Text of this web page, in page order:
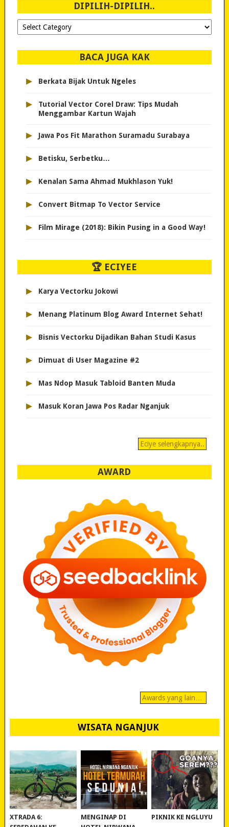
DIPILIH-DIPILIH..
Dipilih-
dipilih..
BACA JUGA KAK
▸ Berkata Bijak Untuk Ngeles
▸
Tutorial Vector Corel Draw: Tips Mudah
Menggambar Kartun Wajah
▸ Jawa Pos Fit Marathon Suramadu Surabaya
▸ Betisku, Serbetku…
▸ Kenalan Sama Ahmad Mukhlason Yuk!
▸ Convert Bitmap To Vector Service
▸ Film Mirage (2018): Bikin Pusing in a Good Way!
🏆 ECIYEE
▸ Karya Vectorku Jokowi
▸ Menang Platinum Blog Award Internet Sehat!
▸ Bisnis Vectorku Dijadikan Bahan Studi Kasus
▸ Dimuat di User Magazine #2
▸ Mas Ndop Masuk Tabloid Banten Muda
▸ Masuk Koran Jawa Pos Radar Nganjuk
Eciye selengkapnya..
AWARD
Awards yang lain…
WISATA NGANJUK
REVIEW POLYGON
XTRADA 6:
MURAH BANGET!
MENGINAP DI
WISATA NGANJUK:
PIKNIK KE NGLUYU